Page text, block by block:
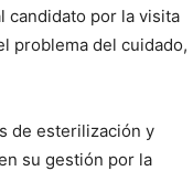
candidato por la visita
problema del cuidado,
de esterilización y
su gestión por la